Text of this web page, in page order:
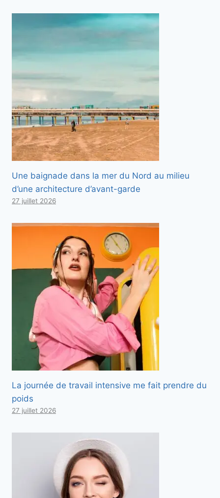
Une baignade dans la mer du Nord au milieu
d’une architecture d’avant-garde
27 juillet 2026
La journée de travail intensive me fait prendre du
poids
27 juillet 2026